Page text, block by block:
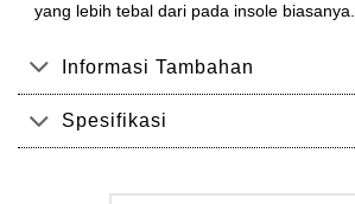
yang lebih tebal dari pada insole biasanya.
Informasi Tambahan
Spesifikasi